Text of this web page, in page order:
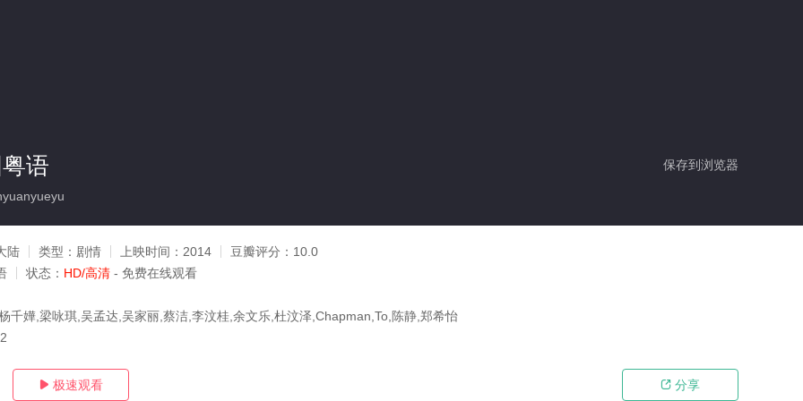
保存到浏览器
语
陆 类型： 剧情 上映时间： 2014 豆瓣评分： 10.0
状态： HD/高清 - 免费在线观看
千嬅,梁咏琪,吴孟达,吴家丽,蔡洁,李汶桂,余文乐,杜汶泽,Chapman,To,陈静,郑希怡
 极速观看  分享